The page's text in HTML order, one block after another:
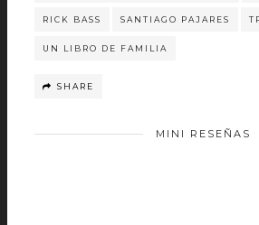
RICK BASS SANTIAGO PAJARES
UN LIBRO DE FAMILIA
SHARE
MINI RESEÑAS